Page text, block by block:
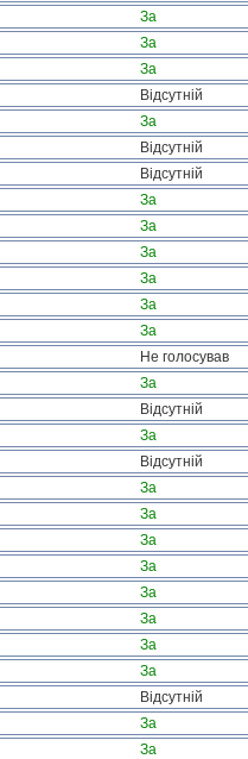
За
За
За
Відсутній
За
Відсутній
Відсутній
За
За
За
За
За
За
Не голосував
За
Відсутній
За
Відсутній
За
За
За
За
За
За
За
За
Відсутній
За
За